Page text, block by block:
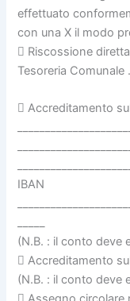
effettuato
con una X il modo
 Riscossione
Tesoreria
 Accreditamento
IBAN
(N.B. : il conto deve
 Accreditamento sul
(N.B. : il conto deve